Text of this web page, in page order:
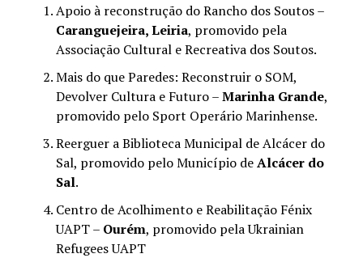
Apoio à reconstrução do Rancho dos Soutos –
Caranguejeira, Leiria, promovido pela
Associação Cultural e Recreativa dos Soutos.
Mais do que Paredes: Reconstruir o SOM,
Devolver Cultura e Futuro –Marinha Grande,
promovido pelo Sport Operário Marinhense.
Reerguer a Biblioteca Municipal de Alcácer do
Sal, promovido pelo Município deAlcácer do
Sal.
Centro de Acolhimento e Reabilitação Fénix
UAPT – Ourém, promovido pela Ukrainian
Refugees UAPT